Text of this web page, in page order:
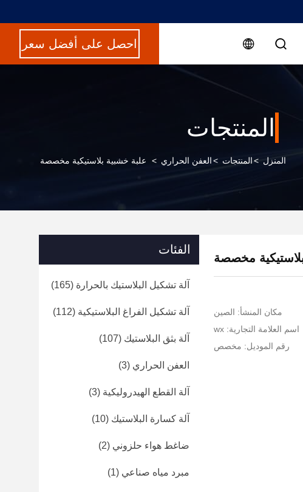
احصل على أفضل سعر
المنتجات
المنزل >المنتجات >العفن الحراري > علبة خشبية بلاستيكية مخصصة
مخصصة
مكان المنشأ: الصين
اسم العلامة التجارية: wx
رقم الموديل: مخصص
الفئات
آلة تشكيل البلاستيك بالحرارة (165)
آلة تشكيل الفراغ البلاستيكية (112)
آلة بثق البلاستيك (107)
العفن الحراري (3)
آلة القطع الهيدروليكية (3)
آلة كسارة البلاستيك (10)
ضاغط هواء حلزوني (2)
مبرد مياه صناعي (1)